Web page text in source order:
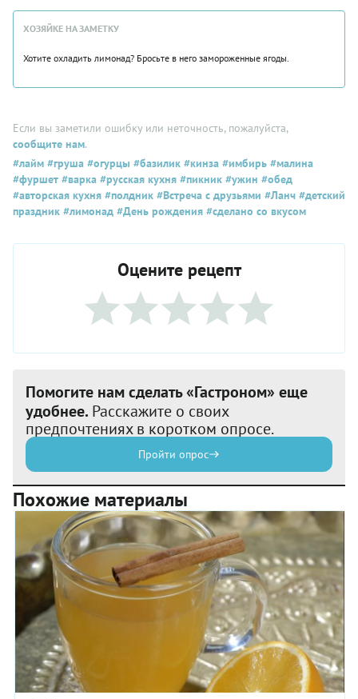
ХОЗЯЙКЕ НА ЗАМЕТКУ
Хотите охладить лимонад? Бросьте в него замороженные ягоды.
Если вы заметили ошибку или неточность, пожалуйста,
сообщите нам.
#лайм #груша #огурцы #базилик #кинза #имбирь #малина
#фуршет #варка #русская кухня #пикник #ужин #обед
#авторская кухня #полдник #Встреча с друзьями #Ланч #детский
праздник #лимонад #День рождения #сделано со вкусом
Оцените рецепт
Помогите нам сделать «Гастроном» еще
удобнее. Расскажите о своих
предпочтениях в коротком опросе.
Пройти опрос
Похожие материалы